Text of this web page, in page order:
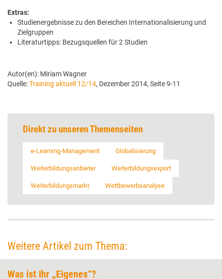
Extras:
Studienergebnisse zu den Bereichen Internationalisierung und
Zielgruppen
Literaturtipps: Bezugsquellen für 2 Studien
Autor(en): Miriam Wagner
Quelle:Training aktuell 12/14, Dezember 2014, Seite 9-11
Direkt zu unseren Themenseiten
e-Learning-Management Globalisierung
Weiterbildungsanbieter Weiterbildungsexport
Weiterbildungsmarkt Wettbewerbsanalyse
Weitere Artikel zum Thema:
Was ist Ihr „Eigenes“?